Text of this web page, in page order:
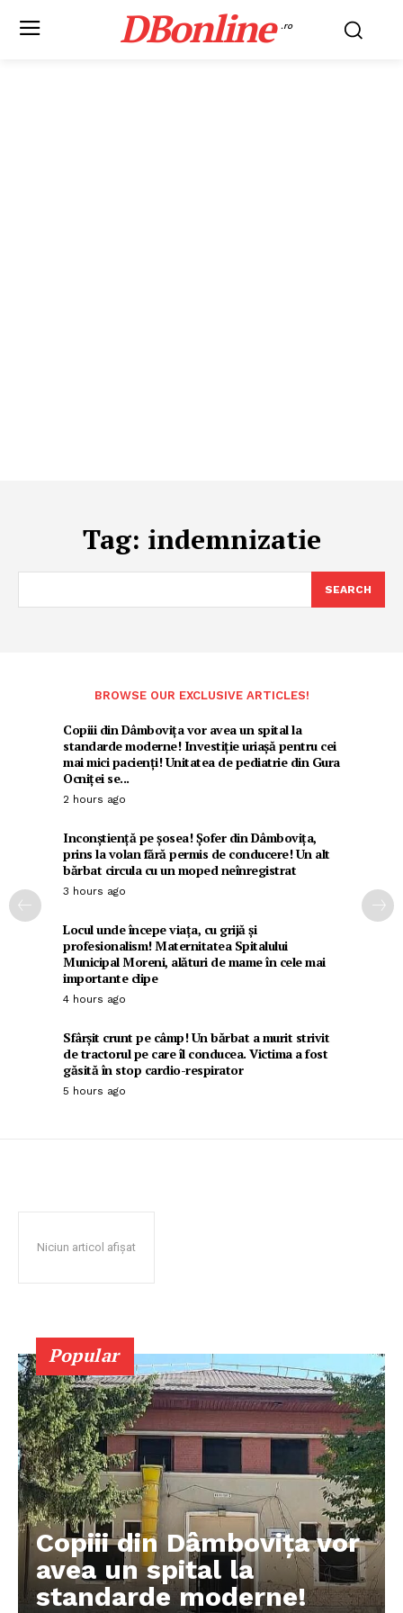
DBonline .ro
Tag: indemnizatie
SEARCH
BROWSE OUR EXCLUSIVE ARTICLES!
Copiii din Dâmbovița vor avea un spital la
standarde moderne! Investiție uriașă pentru cei
mai mici pacienți! Unitatea de pediatrie din Gura
Ocniței se...
2 hours ago
Inconștiență pe șosea! Șofer din Dâmbovița,
prins la volan fără permis de conducere! Un alt
bărbat circula cu un moped neînregistrat
3 hours ago
Locul unde începe viața, cu grijă și
profesionalism! Maternitatea Spitalului
Municipal Moreni, alături de mame în cele mai
importante clipe
4 hours ago
Sfârșit crunt pe câmp! Un bărbat a murit strivit
de tractorul pe care îl conducea. Victima a fost
găsită în stop cardio-respirator
5 hours ago
Niciun articol afișat
Popular
Copiii din Dâmbovița vor
avea un spital la
standarde moderne!